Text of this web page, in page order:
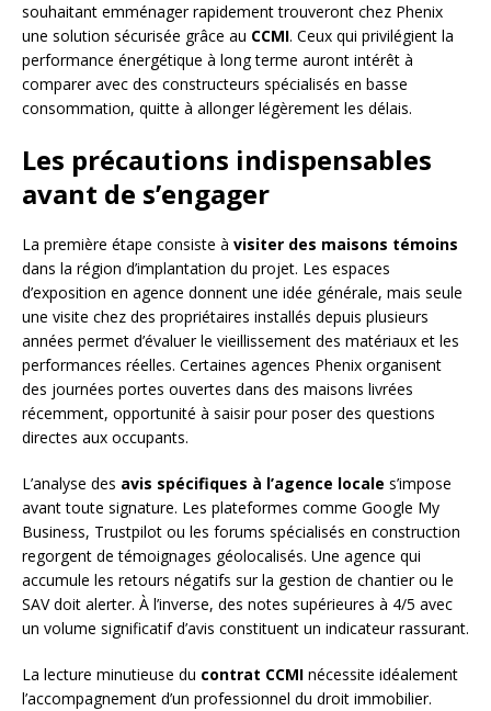
souhaitant emménager rapidement trouveront chez Phenix
une solution sécurisée grâce au CCMI. Ceux qui privilégient la
performance énergétique à long terme auront intérêt à
comparer avec des constructeurs spécialisés en basse
consommation, quitte à allonger légèrement les délais.
Les précautions indispensables
avant de s’engager
La première étape consiste à visiter des maisons témoins
dans la région d’implantation du projet. Les espaces
d’exposition en agence donnent une idée générale, mais seule
une visite chez des propriétaires installés depuis plusieurs
années permet d’évaluer le vieillissement des matériaux et les
performances réelles. Certaines agences Phenix organisent
des journées portes ouvertes dans des maisons livrées
récemment, opportunité à saisir pour poser des questions
directes aux occupants.
L’analyse des avis spécifiques à l’agence locale s’impose
avant toute signature. Les plateformes comme Google My
Business, Trustpilot ou les forums spécialisés en construction
regorgent de témoignages géolocalisés. Une agence qui
accumule les retours négatifs sur la gestion de chantier ou le
SAV doit alerter. À l’inverse, des notes supérieures à 4/5 avec
un volume significatif d’avis constituent un indicateur rassurant.
La lecture minutieuse du contrat CCMI nécessite idéalement
l’accompagnement d’un professionnel du droit immobilier.